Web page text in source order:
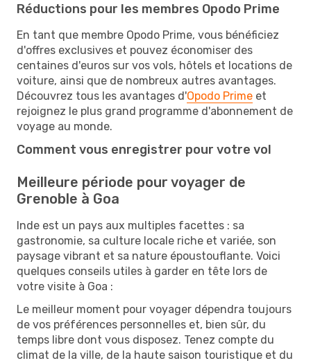
Réductions pour les membres Opodo Prime
En tant que membre Opodo Prime, vous bénéficiez
d'offres exclusives et pouvez économiser des
centaines d'euros sur vos vols, hôtels et locations de
voiture, ainsi que de nombreux autres avantages.
Découvrez tous les avantages d'Opodo Prime et
rejoignez le plus grand programme d'abonnement de
voyage au monde.
Comment vous enregistrer pour votre vol
Meilleure période pour voyager de
Grenoble à Goa
Inde est un pays aux multiples facettes : sa
gastronomie, sa culture locale riche et variée, son
paysage vibrant et sa nature époustouflante. Voici
quelques conseils utiles à garder en tête lors de
votre visite à Goa :
Le meilleur moment pour voyager dépendra toujours
de vos préférences personnelles et, bien sûr, du
temps libre dont vous disposez. Tenez compte du
climat de la ville, de la haute saison touristique et du